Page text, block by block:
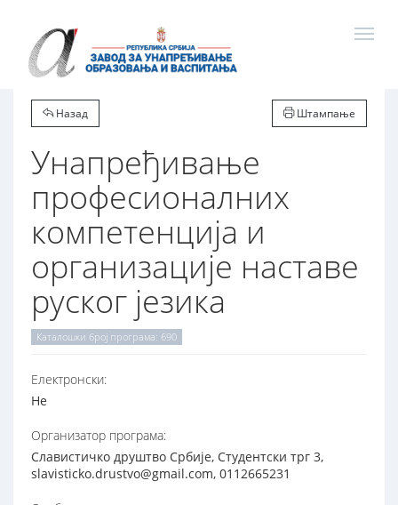
Назад Штампање
Унапређивање
професионалних
компетенција и
организације наставе
руског језика
Каталошки број програма: 690
Електронски:
Не
Организатор програма:
Славистичко друштво Србије, Студентски трг 3,
slavisticko.drustvo@gmail.com, 0112665231